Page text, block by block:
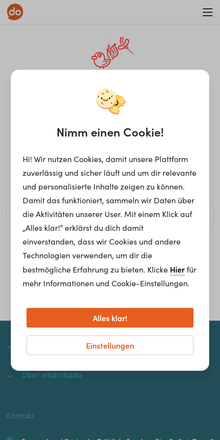
¡Ay, caramba! Seite nicht
gefunden.
Ups, die gewünschte Seite kann nicht gefunden werden.
Möchtest du nach einem bestimmten Begriff suchen?
Homepage
Über whatchado
Kontakt
Nimm einen Cookie!
Hi! Wir nutzen Cookies, damit unsere Plattform
zuverlässig und sicher läuft und um dir relevante
und personalisierte Inhalte zeigen zu können.
Damit das funktioniert, sammeln wir Daten über
die Aktivitäten unserer User. Mit einem Klick auf
„Alles klar!“ erklärst du dich damit
einverstanden, dass wir Cookies und andere
Technologien verwenden, um dir die
bestmögliche Erfahrung zu bieten. Klicke Hierfür
mehr Informationen und Cookie-Einstellungen.
Einstellungen
Alles klar!